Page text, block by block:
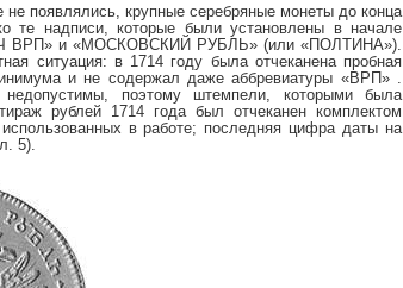
не появлялись, крупные серебряные монеты до конца
те надписи, которые были установлены в начале
ВРП» и «МОСКОВСКИЙ РУБЛЬ» (или «ПОЛТИНА»).
ситуация: в 1714 году была отчеканена пробная
и не содержал даже аббревиатуры «ВРП» .
поэтому штемпели, которыми была
рублей 1714 года был отчеканен комплектом
в работе; последняя цифра даты на
5).